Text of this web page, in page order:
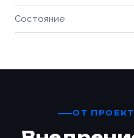
Состояние
ОТ